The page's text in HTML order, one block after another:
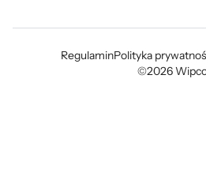
©2026
RegulaminPolityka